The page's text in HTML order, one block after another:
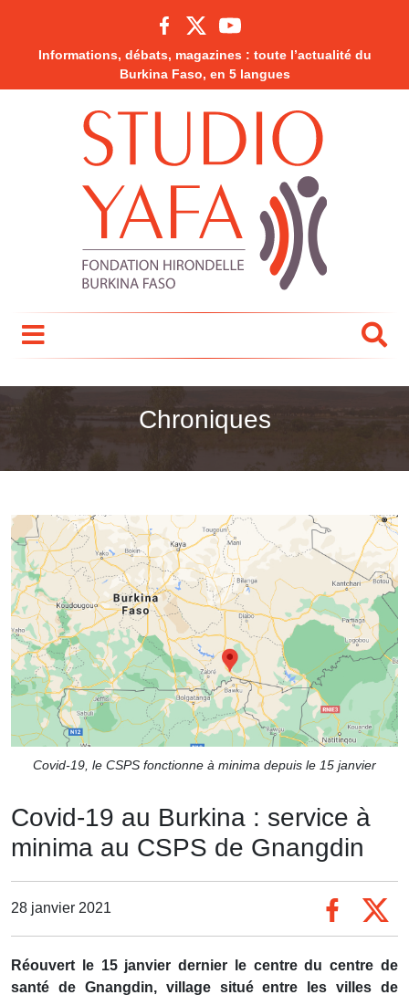
Informations, débats, magazines : toute l’actualité du
Burkina Faso, en 5 langues
Chroniques
Covid-19, le CSPS fonctionne à minima depuis le 15 janvier
Covid-19 au Burkina : service à
minima au CSPS de Gnangdin
28 janvier 2021
Réouvert le 15 janvier dernier le centre du centre de
santé de Gnangdin, village situé entre les villes de